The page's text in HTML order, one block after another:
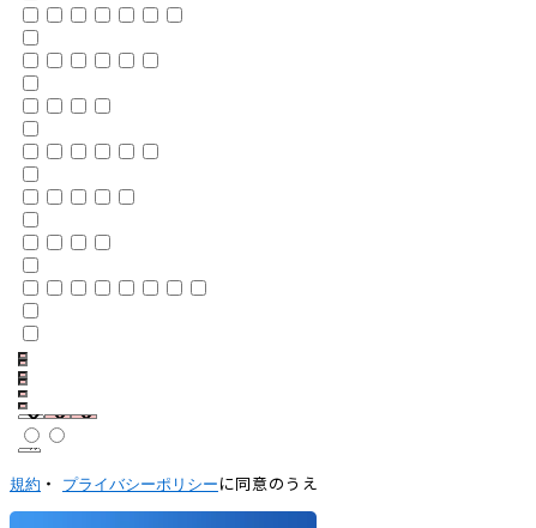
規約 ・ プライバシーポリシー に同意のうえ